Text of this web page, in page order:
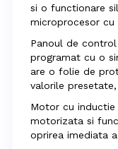
si o functionare
microprocesor cu
Panoul de
programat cu o
are o folie de
valorile
Motor cu inductie
motorizata si
oprirea imediata